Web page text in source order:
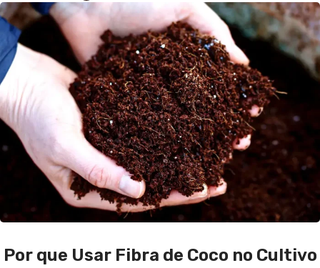
Por que Usar Fibra de Coco no Cultivo